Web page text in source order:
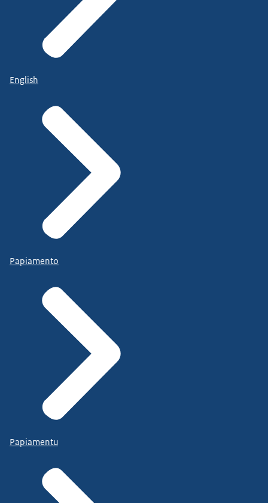
English
Papiamento
Papiamentu